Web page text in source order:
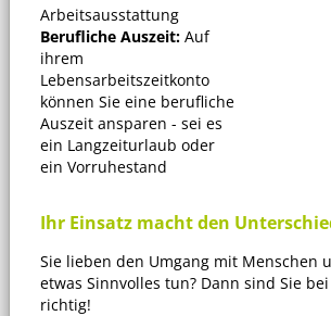
Arbeitsausstattung
Berufliche Auszeit:Auf
ihrem
Lebensarbeitszeitkonto
können Sie eine berufliche
Auszeit ansparen - sei es
ein Langzeiturlaub oder
ein Vorruhestand
Ihr Einsatz macht den
Sie lieben den Umgang mit Menschen
etwas Sinnvolles tun? Dann sind Sie
richtig!